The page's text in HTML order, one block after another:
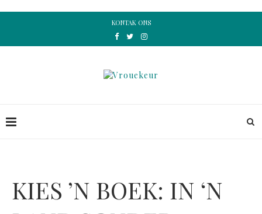
KONTAK ONS
KIES ’N BOEK: IN ‘N